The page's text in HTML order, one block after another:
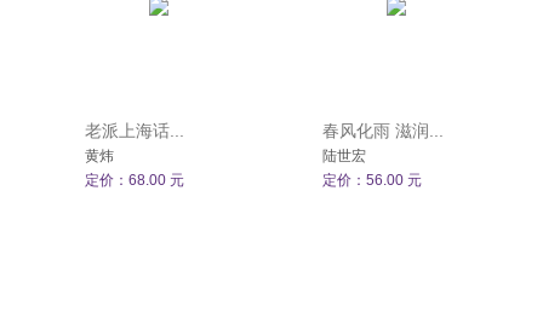
老派上海话...
黄炜
定价：68.00 元
春风化雨 滋润...
陆世宏
定价：56.00 元